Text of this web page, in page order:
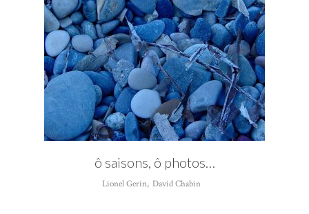
ô saisons, ô photos…
Lionel Gerin, David Chabin